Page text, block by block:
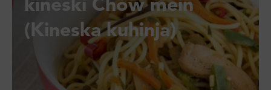
kineski Chow mein
(Kineska kuhinja)